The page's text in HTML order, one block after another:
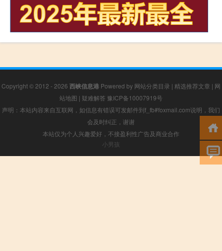
Copyright © 2012 - 2026 西峡信息港 Powered by 网站分类目录 | 精选推荐文章 | 网
站地图 | 疑难解答 豫ICP备10007919号
声明：本站内容来自互联网，如信息有错误可发邮件到f_fb#foxmail.com说明，我们
会及时纠正，谢谢
本站仅为个人兴趣爱好，不接盈利性广告及商业合作
小男孩